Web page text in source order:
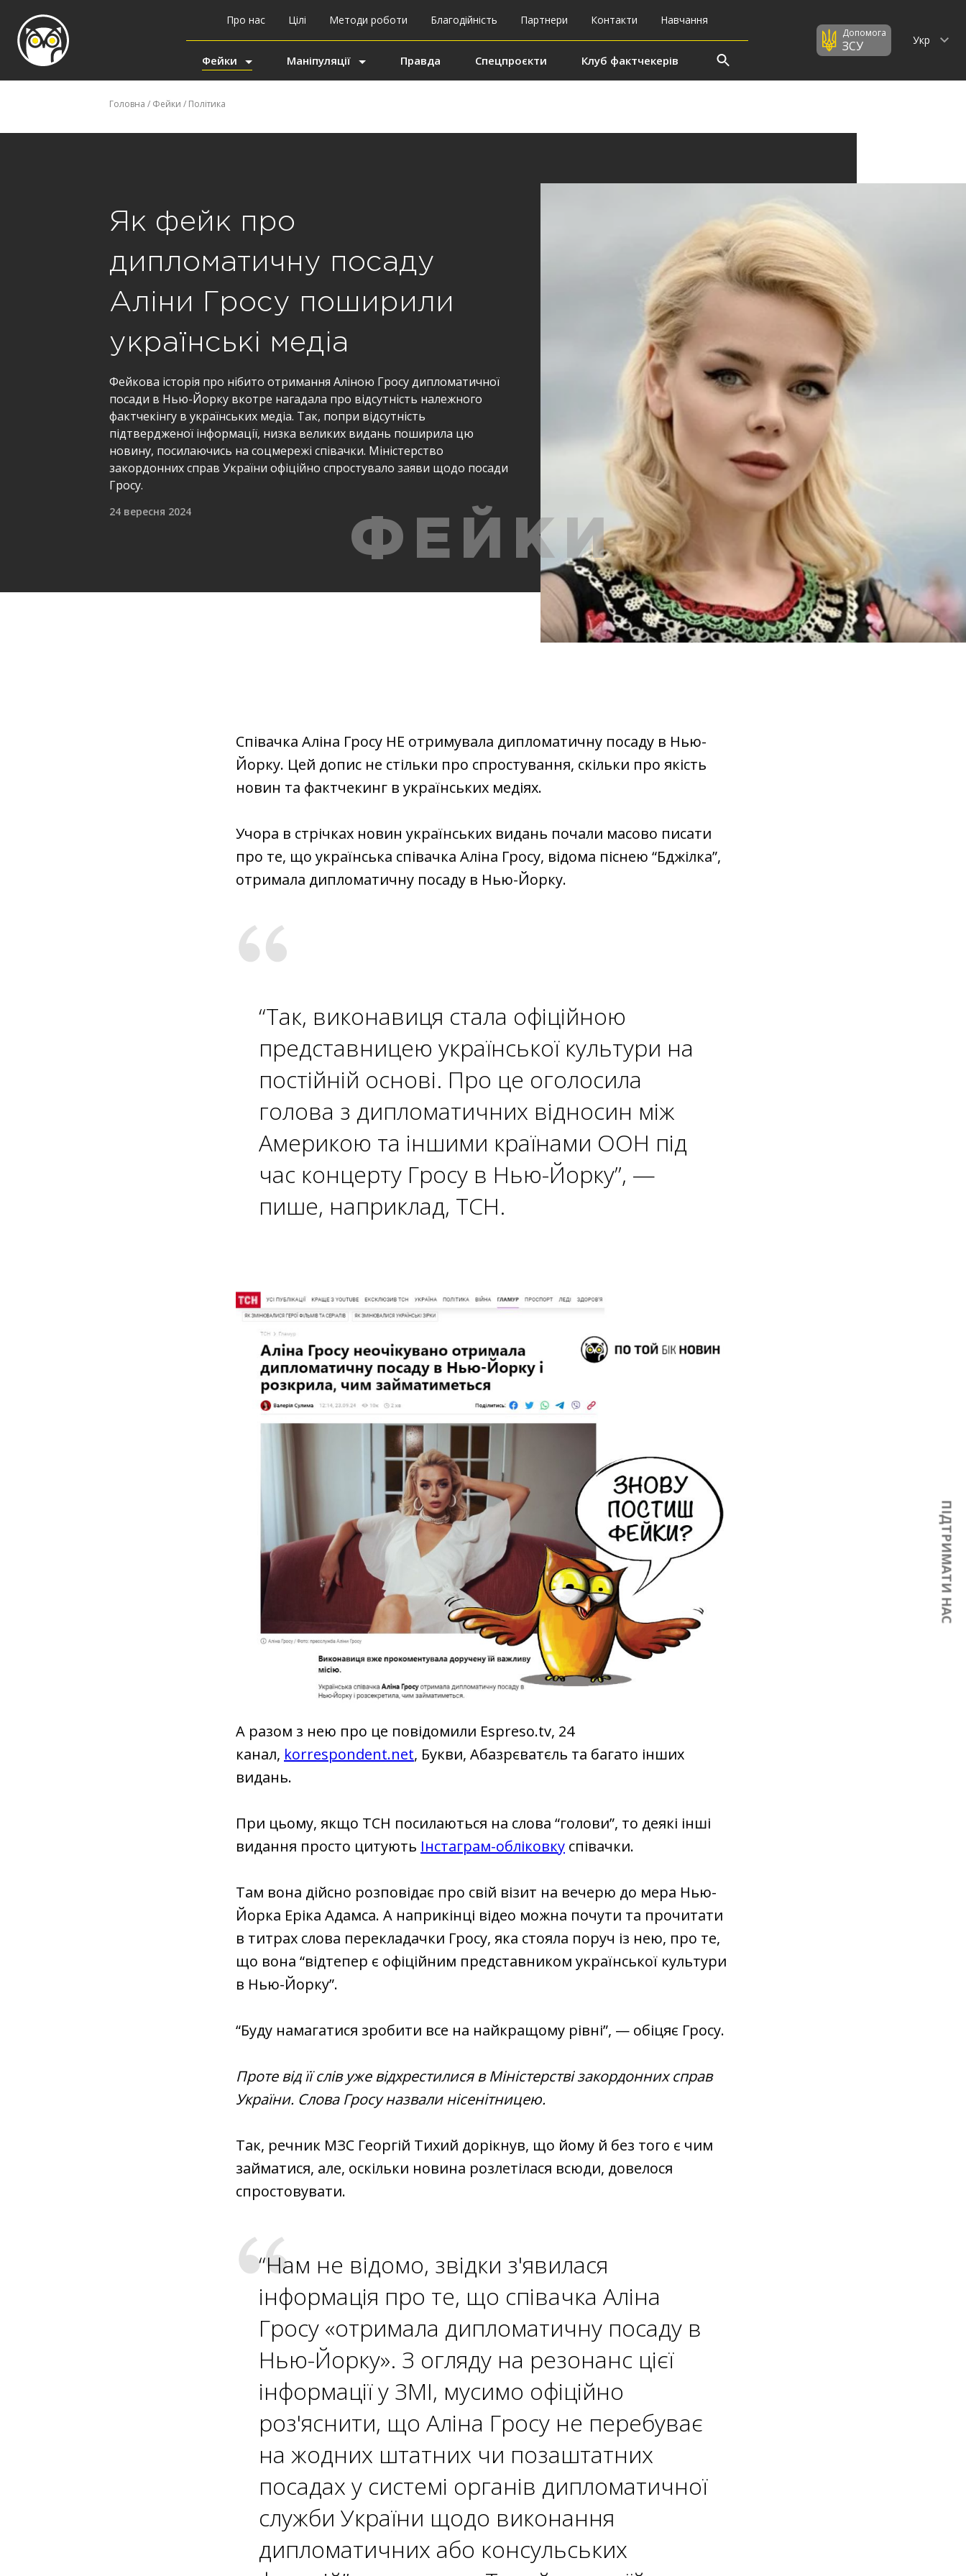
ПІДТРИМАТИ НАС
Про нас Цілі Методи роботи Благодійність Партнери Контакти Навчання
Фейки Маніпуляції Правда Спецпроєкти Клуб фактчекерів
Допомога
ЗСУ Укр
Головна / Фейки / Політика
Як фейк про
дипломатичну посаду
Аліни Гросу поширили
українські медіа
Фейкова історія про нібито отримання Аліною Гросу дипломатичної
посади в Нью-Йорку вкотре нагадала про відсутність належного
фактчекінгу в українських медіа. Так, попри відсутність
підтвердженої інформації, низка великих видань поширила цю
новину, посилаючись на соцмережі співачки. Міністерство
закордонних справ України офіційно спростувало заяви щодо посади
Гросу.
24 вересня 2024
ФЕЙКИ
Співачка Аліна Гросу НЕ отримувала дипломатичну посаду в Нью-
Йорку. Цей допис не стільки про спростування, скільки про якість
новин та фактчекинг в українських медіях.
Учора в стрічках новин українських видань почали масово писати
про те, що українська співачка Аліна Гросу, відома піснею “Бджілка”,
отримала дипломатичну посаду в Нью-Йорку.
“Так, виконавиця стала офіційною
представницею української культури на
постійній основі. Про це оголосила
голова з дипломатичних відносин між
Америкою та іншими країнами ООН під
час концерту Гросу в Нью-Йорку”, —
пише, наприклад, ТСН.
А разом з нею про це повідомили Espreso.tv, 24
канал, korrespondent.net, Букви, Абазрєватєль та багато інших
видань.
При цьому, якщо ТСН посилаються на слова “голови”, то деякі інші
видання просто цитують Інстаграм-обліковку співачки.
Там вона дійсно розповідає про свій візит на вечерю до мера Нью-
Йорка Еріка Адамса. А наприкінці відео можна почути та прочитати
в титрах слова перекладачки Гросу, яка стояла поруч із нею, про те,
що вона “відтепер є офіційним представником української культури
в Нью-Йорку”.
“Буду намагатися зробити все на найкращому рівні”, — обіцяє Гросу.
Проте від її слів уже відхрестилися в Міністерстві закордонних справ
України. Слова Гросу назвали нісенітницею.
Так, речник МЗС Георгій Тихий дорікнув, що йому й без того є чим
займатися, але, оскільки новина розлетілася всюди, довелося
спростовувати.
“Нам не відомо, звідки з'явилася
інформація про те, що співачка Аліна
Гросу «отримала дипломатичну посаду в
Нью-Йорку». З огляду на резонанс цієї
інформації у ЗМІ, мусимо офіційно
роз'яснити, що Аліна Гросу не перебуває
на жодних штатних чи позаштатних
посадах у системі органів дипломатичної
служби України щодо виконання
дипломатичних або консульських